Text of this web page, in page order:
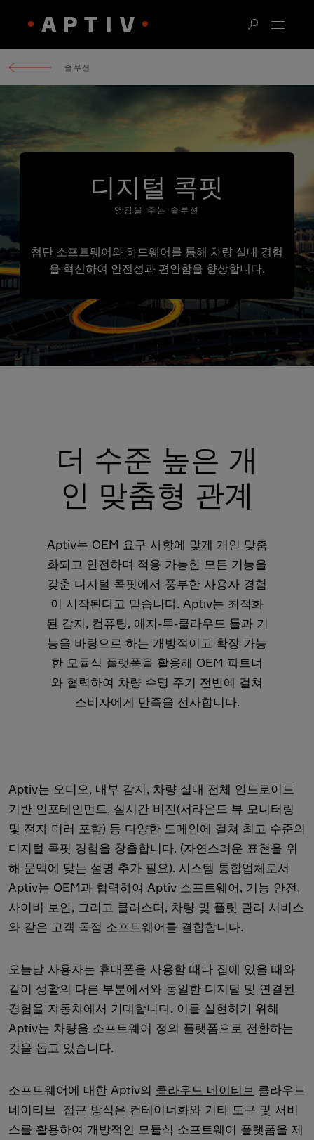
솔루션
디지털 콕핏
영감을 주는 솔루션
첨단 소프트웨어와 하드웨어를 통해 차량 실내 경험
을 혁신하여 안전성과 편안함을 향상합니다.
더 수준 높은 개
인 맞춤형 관계
Aptiv는 OEM 요구 사항에 맞게 개인 맞춤
화되고 안전하며 적응 가능한 모든 기능을
갖춘 디지털 콕핏에서 풍부한 사용자 경험
이 시작된다고 믿습니다. Aptiv는 최적화
된 감지, 컴퓨팅, 에지-투-클라우드 툴과 기
능을 바탕으로 하는 개방적이고 확장 가능
한 모듈식 플랫폼을 활용해 OEM 파트너
와 협력하여 차량 수명 주기 전반에 걸쳐
소비자에게 만족을 선사합니다.
Aptiv는 오디오, 내부 감지, 차량 실내 전체 안드로이드
기반 인포테인먼트, 실시간 비전(서라운드 뷰 모니터링
및 전자 미러 포함) 등 다양한 도메인에 걸쳐 최고 수준의
디지털 콕핏 경험을 창출합니다. (자연스러운 표현을 위
해 문맥에 맞는 설명 추가 필요). 시스템 통합업체로서
Aptiv는 OEM과 협력하여 Aptiv 소프트웨어, 기능 안전,
사이버 보안, 그리고 클러스터, 차량 및 플릿 관리 서비스
와 같은 고객 독점 소프트웨어를 결합합니다.
오늘날 사용자는 휴대폰을 사용할 때나 집에 있을 때와
같이 생활의 다른 부분에서와 동일한 디지털 및 연결된
경험을 자동차에서 기대합니다. 이를 실현하기 위해
Aptiv는 차량을 소프트웨어 정의 플랫폼으로 전환하는
것을 돕고 있습니다.
소프트웨어에 대한 Aptiv의 클라우드 네이티브 클라우드
네이티브 접근 방식은 컨테이너화와 기타 도구 및 서비
스를 활용하여 개방적인 모듈식 소프트웨어 플랫폼을 제